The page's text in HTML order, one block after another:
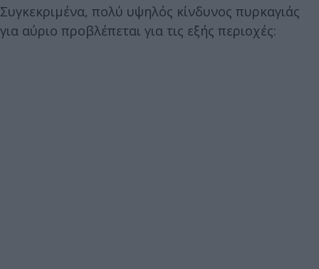
Συγκεκριμένα, πολύ υψηλός κίνδυνος πυρκαγιάς
για αύριο προβλέπεται για τις εξής περιοχές: